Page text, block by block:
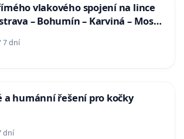
vlakového spojení na lince
– Bohumín – Karviná – Mosty
7 dní
a humánní řešení pro kočky
dní